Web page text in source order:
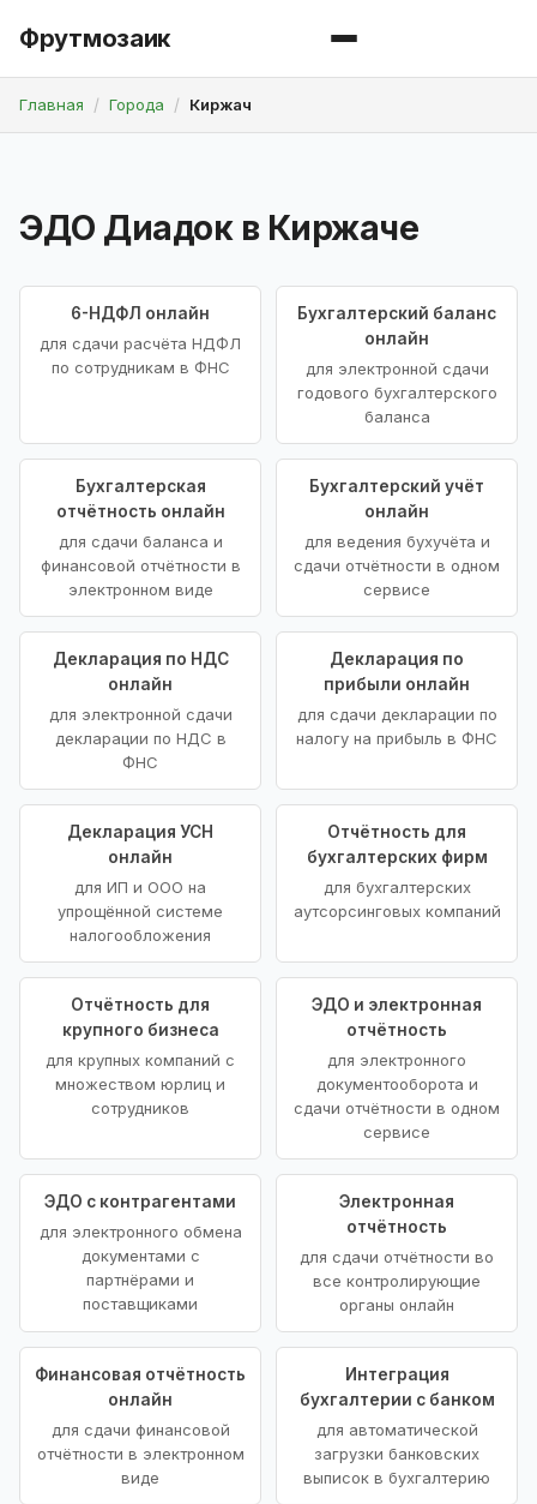
Фрутмозаик
Главная Города Киржач
ЭДО Диадок в Киржаче
6-НДФЛ онлайн
для сдачи расчёта НДФЛ
по сотрудникам в ФНС
Бухгалтерский баланс
онлайн
для электронной сдачи
годового бухгалтерского
баланса
Бухгалтерская
отчётность онлайн
для сдачи баланса и
финансовой отчётности в
электронном виде
Бухгалтерский учёт
онлайн
для ведения бухучёта и
сдачи отчётности в одном
сервисе
Декларация по НДС
онлайн
для электронной сдачи
декларации по НДС в
ФНС
Декларация по
прибыли онлайн
для сдачи декларации по
налогу на прибыль в ФНС
Декларация УСН
онлайн
для ИП и ООО на
упрощённой системе
налогообложения
Отчётность для
бухгалтерских фирм
для бухгалтерских
аутсорсинговых компаний
Отчётность для
крупного бизнеса
для крупных компаний с
множеством юрлиц и
сотрудников
ЭДО и электронная
отчётность
для электронного
документооборота и
сдачи отчётности в одном
сервисе
ЭДО с контрагентами
для электронного обмена
документами с
партнёрами и
поставщиками
Электронная
отчётность
для сдачи отчётности во
все контролирующие
органы онлайн
Финансовая отчётность
онлайн
для сдачи финансовой
отчётности в электронном
виде
Интеграция
бухгалтерии с банком
для автоматической
загрузки банковских
выписок в бухгалтерию